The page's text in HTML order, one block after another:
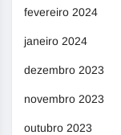
fevereiro 2024
janeiro 2024
dezembro 2023
novembro 2023
outubro 2023